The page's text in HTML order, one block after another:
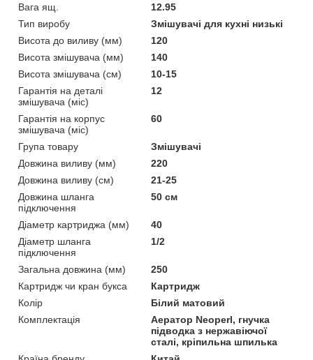
Вага ящ.
12.95
Тип виробу
Змішувачі для кухні низькі
Висота до виливу (мм)
120
Висота змішувача (мм)
140
Висота змішувача (см)
10-15
Гарантія на деталі
змішувача (міс)
12
Гарантія на корпус
змішувача (міс)
60
Група товару
Змішувачі
Довжина виливу (мм)
220
Довжина виливу (см)
21-25
Довжина шланга
підключення
50 см
Діаметр картриджа (мм)
40
Діаметр шланга
підключення
1/2
Загальна довжина (мм)
250
Картридж чи кран букса
Картридж
Колір
Білий матовий
Комплектація
Аератор Neoperl, гнучка
підводка з нержавіючої
сталі, кріпильна шпилька